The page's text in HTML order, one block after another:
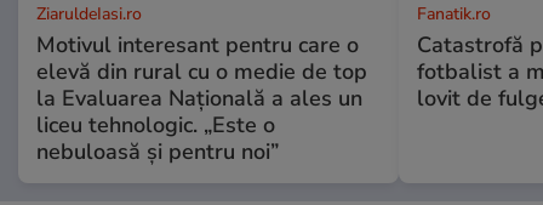
ZiaruldeIasi.ro
Motivul interesant pentru care o
elevă din rural cu o medie de top
la Evaluarea Națională a ales un
liceu tehnologic. „Este o
nebuloasă și pentru noi”
Fanatik.ro
Catastrofă
fotbalist a
lovit de